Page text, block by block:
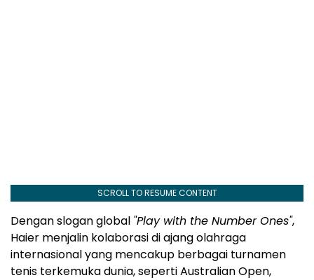
SCROLL TO RESUME CONTENT
Dengan slogan global "Play with the Number Ones",
Haier menjalin kolaborasi di ajang olahraga
internasional yang mencakup berbagai turnamen
tenis terkemuka dunia, seperti Australian Open,